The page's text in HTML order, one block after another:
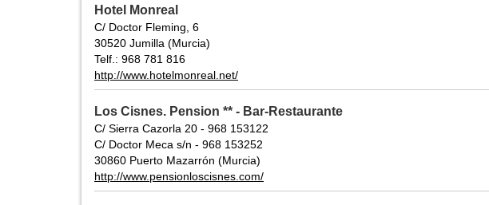
Hotel Monreal
C/ Doctor Fleming, 6
30520 Jumilla (Murcia)
Telf.: 968 781 816
http://www.hotelmonreal.net/
Los Cisnes. Pension ** - Bar-Restaurante
C/ Sierra Cazorla 20 - 968 153122
C/ Doctor Meca s/n - 968 153252
30860 Puerto Mazarrón (Murcia)
http://www.pensionloscisnes.com/